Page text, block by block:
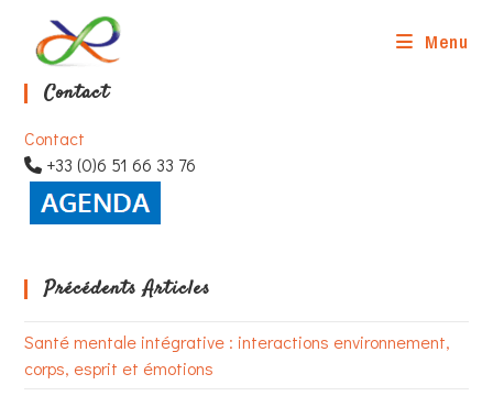
content
Menu
Contact
Contact
+33 (0)6 51 66 33 76
Précédents Articles
Santé mentale intégrative : interactions environnement,
corps, esprit et émotions